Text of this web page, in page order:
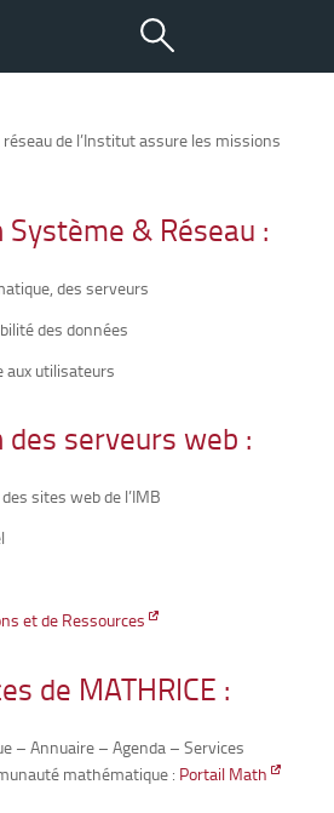
&
de l’Institut assure les missions
& Réseau :
des serveurs
des données
aux utilisateurs
serveurs web :
sites web de l’IMB
et de Ressources
de MATHRICE :
– Annuaire – Agenda – Services
mathématique : Portail Math